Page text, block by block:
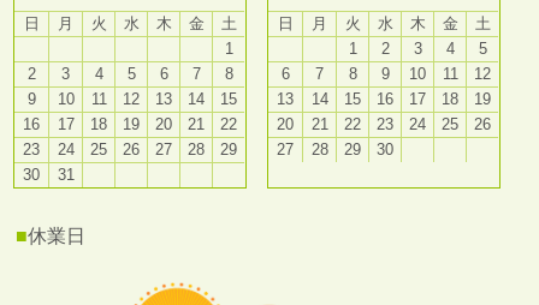
日
月 火 水 木 金
土
1
2
3 4 5 6 7
8
9
10 11 12 13 14
15
16
17 18 19 20 21
22
23
24 25 26 27 28
29
30
31
日
月 火 水 木 金
土
1
2 3 4
5
6
7 8 9 10 11
12
13
14 15 16 17 18
19
20
21 22 23 24 25
26
27
28 29 30
■休業日